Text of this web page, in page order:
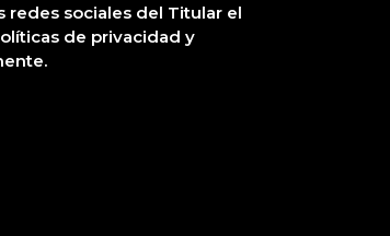
redes sociales del Titular el
de privacidad y